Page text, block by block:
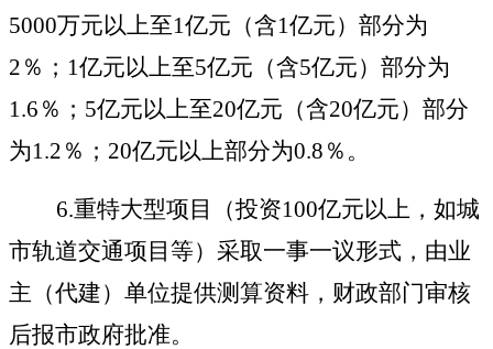
5000万元以上至1亿元（含1亿元）部分为
2 ％； 1亿元以上至5亿元（含5亿元）部分为
1.6 ％； 5亿元以上至20亿元（含20亿元）部分
为1.2 ％； 20亿元以上部分为0.8 ％。
6.重特大型项目（投资100亿元以上，如城
市轨道交通项目等）采取一事一议形式，由业
主（代建）单位提供测算资料，财政部门审核
后报市政府批准。